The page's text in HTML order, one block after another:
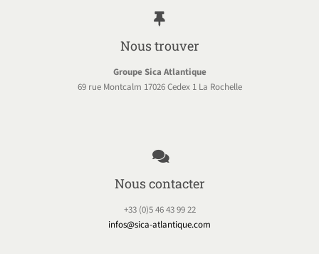
Nous trouver
Groupe Sica Atlantique
69 rue Montcalm 17026 Cedex 1 La Rochelle
Nous contacter
+33 (0)5 46 43 99 22
infos@sica-atlantique.com